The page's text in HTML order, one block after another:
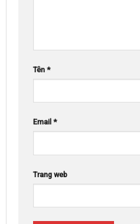
Tên *
Email *
Trang web